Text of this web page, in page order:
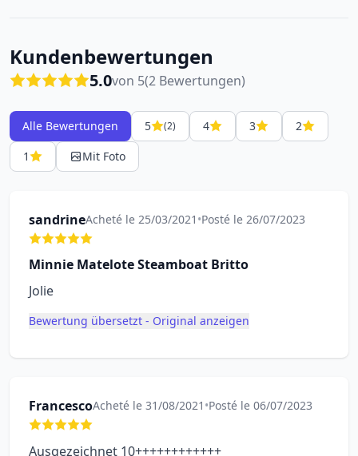
Kundenbewertungen
5.0von 5(2 Bewertungen)
Alle Bewertungen 5 (2) 4 3
2
1
Mit Foto
sandrineAcheté le 25/03/2021 •Posté le 26/07/2023
Minnie Matelote Steamboat Britto
Jolie
Bewertung übersetzt - Original anzeigen
FrancescoAcheté le 31/08/2021 •Posté le 06/07/2023
Ausgezeichnet 10++++++++++++